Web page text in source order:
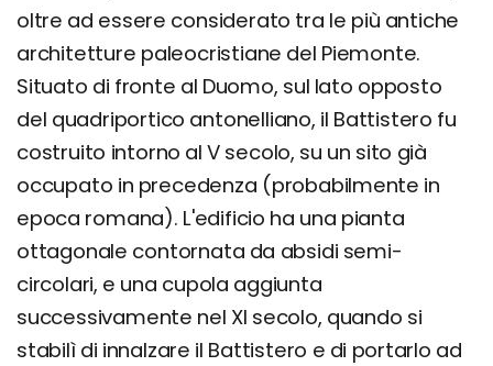
oltre ad essere considerato tra le più antiche
architetture paleocristiane del Piemonte.
Situato di fronte al Duomo, sul lato opposto
del quadriportico antonelliano, il Battistero fu
costruito intorno al V secolo, su un sito già
occupato in precedenza (probabilmente in
epoca romana). L'edificio ha una pianta
ottagonale contornata da absidi semi-
circolari, e una cupola aggiunta
successivamente nel XI secolo, quando si
stabilì di innalzare il Battistero e di portarlo ad